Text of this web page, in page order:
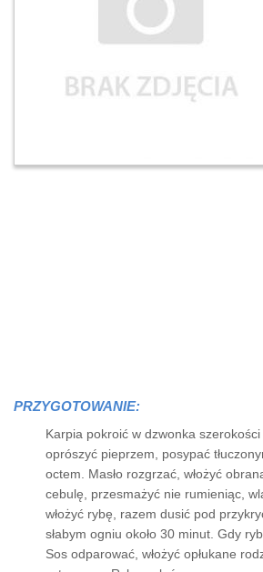
PRZYGOTOWANIE:
Karpia pokroić w dzwonka
oprószyć pieprzem, posypać
octem. Masło rozgrzać, włożyć
cebulę, przesmażyć nie rumieniąc,
włożyć rybę, razem dusić pod
słabym ogniu około 30 minut. Gdy
Sos odparować, włożyć opłukane